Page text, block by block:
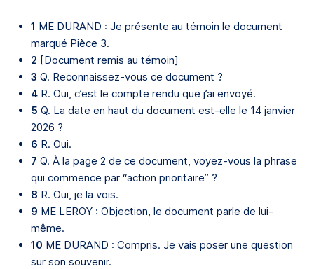
1 ME DURAND : Je présente au témoin le document
marqué Pièce 3.
2 [Document remis au témoin]
3 Q. Reconnaissez-vous ce document ?
4 R. Oui, c’est le compte rendu que j’ai envoyé.
5 Q. La date en haut du document est-elle le 14 janvier
2026 ?
6 R. Oui.
7 Q. À la page 2 de ce document, voyez-vous la phrase
qui commence par “action prioritaire” ?
8 R. Oui, je la vois.
9 ME LEROY : Objection, le document parle de lui-
même.
10 ME DURAND : Compris. Je vais poser une question
sur son souvenir.